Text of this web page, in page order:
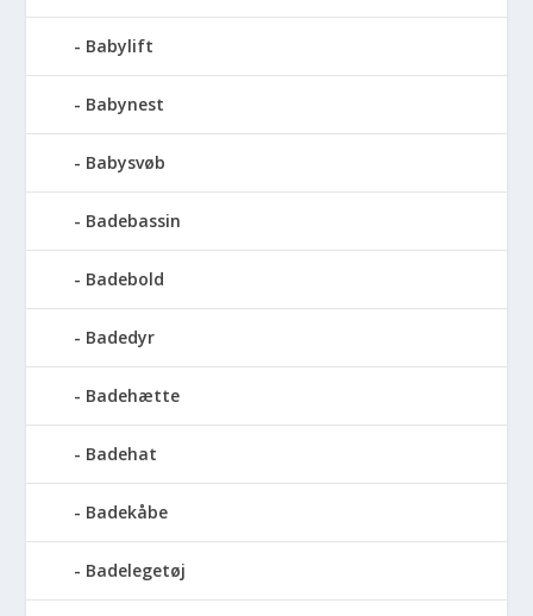
Babylift
Babynest
Babysvøb
Badebassin
Badebold
Badedyr
Badehætte
Badehat
Badekåbe
Badelegetøj